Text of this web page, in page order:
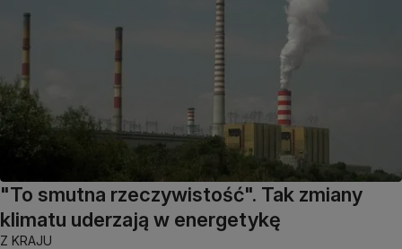
"To smutna rzeczywistość". Tak zmiany
klimatu uderzają w energetykę
Z KRAJU